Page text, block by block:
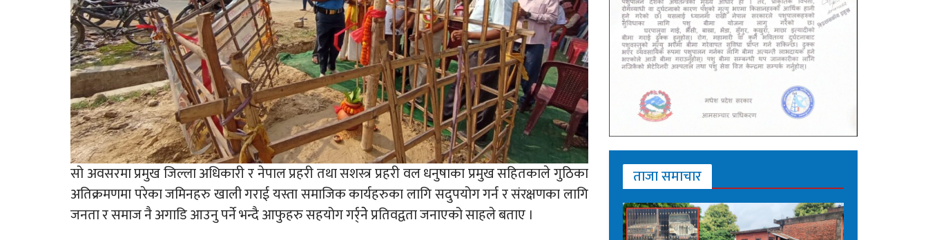
सो अवसरमा प्रमुख जिल्ला अधिकारी र नेपाल प्रहरी तथा सशस्त्र प्रहरी वल धनुषाका प्रमुख सहितकाले गुठिका
अतिक्रमणमा परेका जमिनहरु खाली गराई यस्ता समाजिक कार्यहरुका लागि सदुपयोग गर्न र संरक्षणका लागि
जनता र समाज नै अगाडि आउनु पर्ने भन्दै आफुहरु सहयोग गर्र्नेे प्रतिवद्वता जनाएको साहले बताए ।
ताजा समाचार